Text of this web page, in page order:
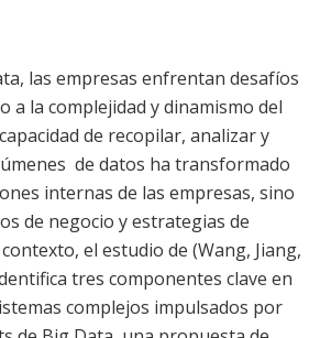
las empresas enfrentan desafíos
a la complejidad y dinamismo del
de recopilar, analizar y
de datos ha transformado
internas de las empresas, sino
de negocio y estrategias de
el estudio de (Wang, Jiang,
tres componentes clave en
complejos impulsados por